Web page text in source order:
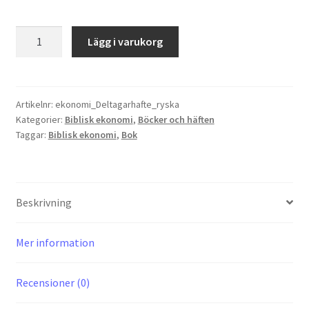
om
biblisk
privatekonomi
Lägg i varukorg
Artikelnr: ekonomi_Deltagarhafte_ryska
Kategorier: Biblisk ekonomi, Böcker och häften
Taggar: Biblisk ekonomi, Bok
Beskrivning
Mer information
Recensioner (0)